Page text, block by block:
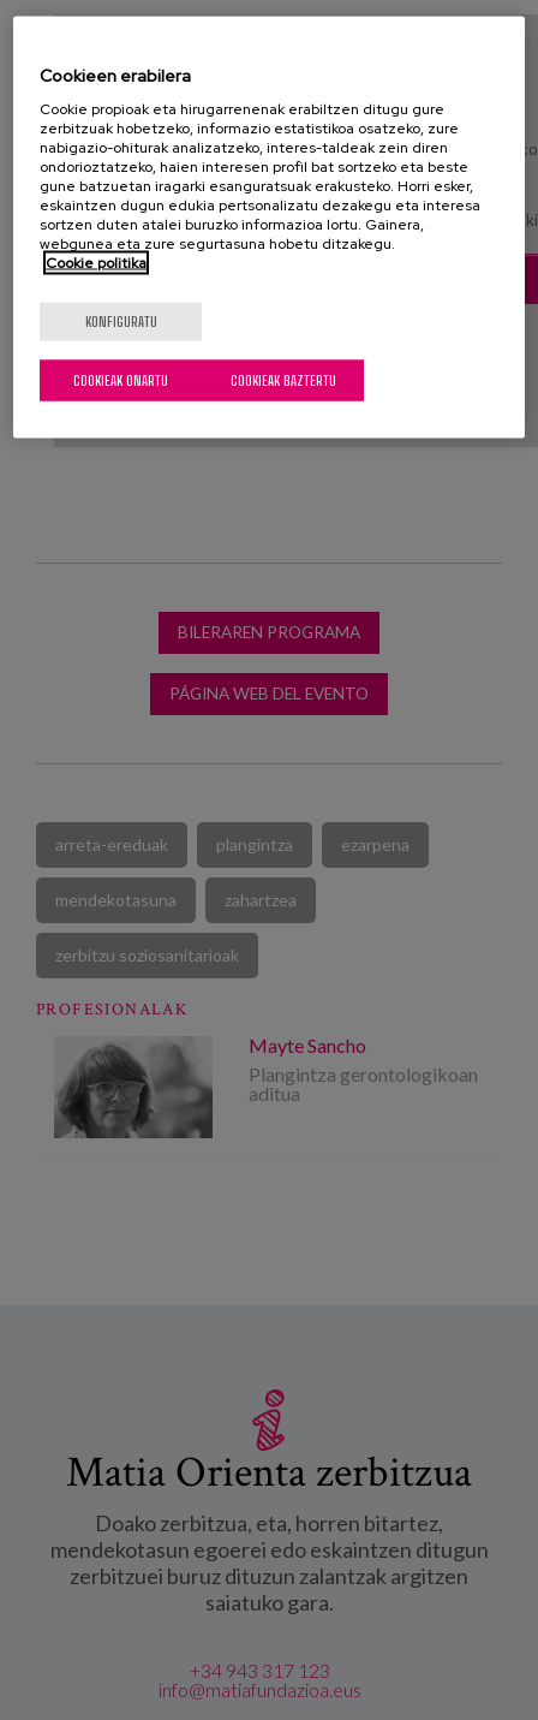
Zure cookien ezarpenak edukia blokeatu du. Edukia ikusteko
dituzu:
Errendimenduari buruzko
BILERAREN PROGRAMA
PÁGINA WEB DEL EVENTO
arreta-ereduak plangintza ezarpena
mendekotasuna zahartzea
zerbitzu soziosanitarioak
PROFESIONALAK
Mayte Sancho
Plangintza gerontologikoan
aditua
Matia Orienta zerbitzua
Doako zerbitzua, eta, horren bitartez,
mendekotasun egoerei edo eskaintzen ditugun
zerbitzuei buruz dituzun zalantzak argitzen
saiatuko gara.
+34 943 317 123
info@matiafundazioa.eus
Cookieen erabilera
Cookie propioak eta hirugarrenenak erabiltzen ditugu gure
zerbitzuak hobetzeko, informazio estatistikoa osatzeko, zure
nabigazio-ohiturak analizatzeko, interes-taldeak zein diren
ondorioztatzeko, haien interesen profil bat sortzeko eta beste
gune batzuetan iragarki esanguratsuak erakusteko. Horri esker,
eskaintzen dugun edukia pertsonalizatu dezakegu eta interesa
sortzen duten atalei buruzko informazioa lortu. Gainera,
webgunea eta zure segurtasuna hobetu ditzakegu.
Cookie politika
KONFIGURATU
COOKIEAK BAZTERTU
COOKIEAK ONARTU